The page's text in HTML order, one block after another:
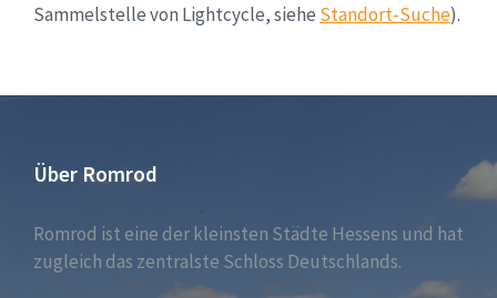
Sammelstelle von Lightcycle, siehe Standort-Suche).
Über Romrod
Romrod ist eine der kleinsten Städte Hessens und hat
zugleich das zentralste Schloss Deutschlands.